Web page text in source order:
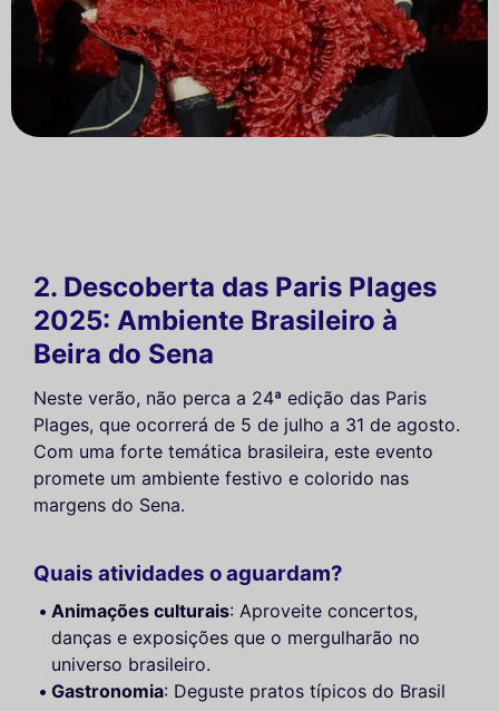
2. Descoberta das Paris Plages
2025: Ambiente Brasileiro à
Beira do Sena
Neste verão, não perca a 24ª edição das Paris
Plages, que ocorrerá de 5 de julho a 31 de agosto.
Com uma forte temática brasileira, este evento
promete um ambiente festivo e colorido nas
margens do Sena.
Quais atividades o aguardam?
Animações culturais: Aproveite concertos,
danças e exposições que o mergulharão no
universo brasileiro.
Gastronomia: Deguste pratos típicos do Brasil